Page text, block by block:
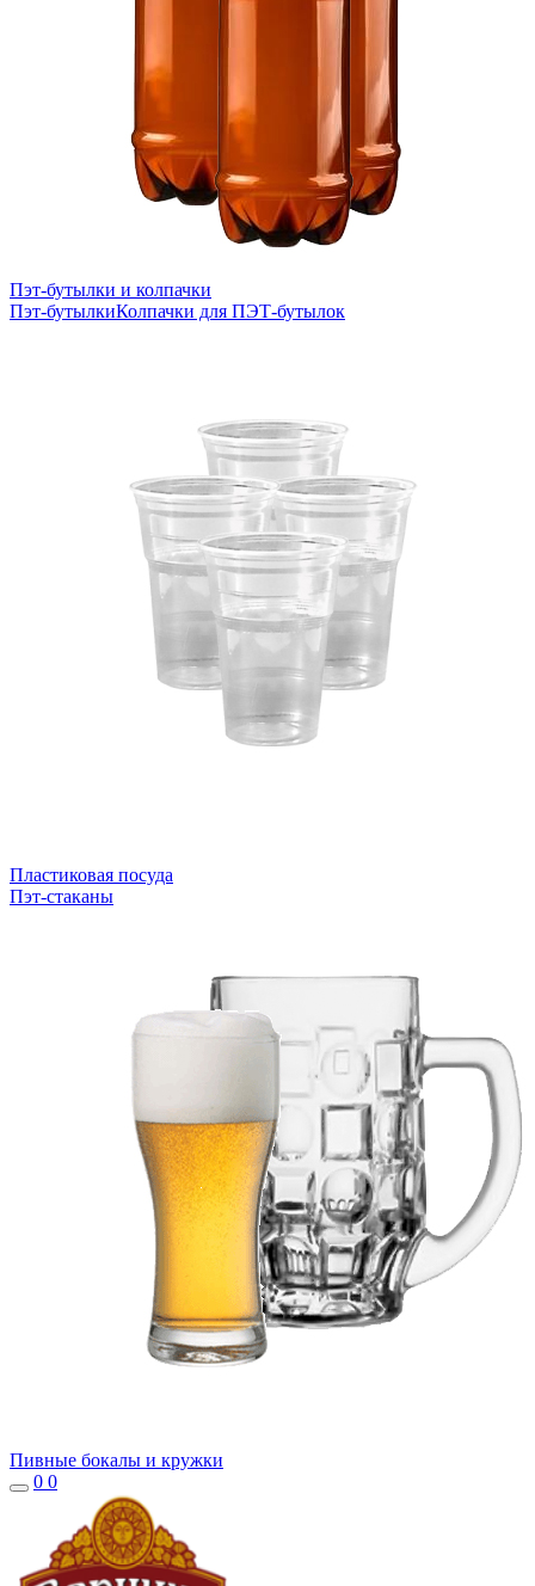
Пэт-бутылки и колпачки
Пэт-бутылкиКолпачки для ПЭТ-бутылок
Пластиковая посуда
Пэт-стаканы
Пивные бокалы и кружки
0 0